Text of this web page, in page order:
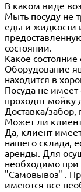
В каком виде
Мыть посуду не
еды и жидкости
состоянии.
Какое
Оборудование
находится в
Посуда не
проходят мойку
Доставка/забор,
Может ли клиент
Да, клиент
нашего склада,
аренды. Для
необходимо при
"Самовывоз" .
имеются все